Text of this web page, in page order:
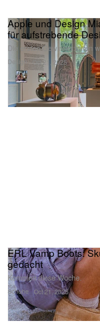
Design
Apple und Design
für aufstrebende
Die ersten Gewinner:innen
Oct 21, 2025
Schuhe
ERL Vamp Boots:
gedacht
Kommen diese Woche.
Oct 21, 2025